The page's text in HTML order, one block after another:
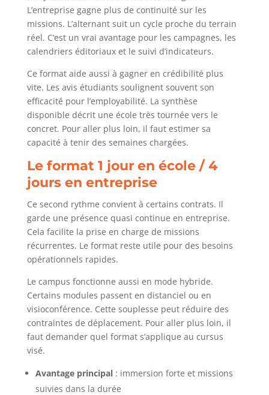
L’entreprise gagne plus de continuité sur les
missions. L’alternant suit un cycle proche du terrain
réel. C’est un vrai avantage pour les campagnes, les
calendriers éditoriaux et le suivi d’indicateurs.
Ce format aide aussi à gagner en crédibilité plus
vite. Les avis étudiants soulignent souvent son
efficacité pour l’employabilité. La synthèse
disponible décrit une école très tournée vers le
concret. Pour aller plus loin, il faut estimer sa
capacité à tenir des semaines chargées.
Le format 1 jour en école / 4
jours en entreprise
Ce second rythme convient à certains contrats. Il
garde une présence quasi continue en entreprise.
Cela facilite la prise en charge de missions
récurrentes. Le format reste utile pour des besoins
opérationnels rapides.
Le campus fonctionne aussi en mode hybride.
Certains modules passent en distanciel ou en
visioconférence. Cette souplesse peut réduire des
contraintes de déplacement. Pour aller plus loin, il
faut demander quel format s’applique au cursus
visé.
Avantage principal: immersion forte et missions
suivies dans la durée